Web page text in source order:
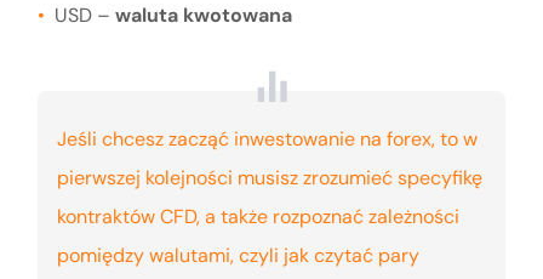
USD – waluta kwotowana
Jeśli chcesz zacząć inwestowanie na forex, to w
pierwszej kolejności musisz zrozumieć specyfikę
kontraktów CFD, a także rozpoznać zależności
pomiędzy walutami, czyli jak czytać pary